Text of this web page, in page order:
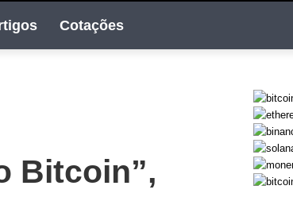
Cotações
Bitcoin”,